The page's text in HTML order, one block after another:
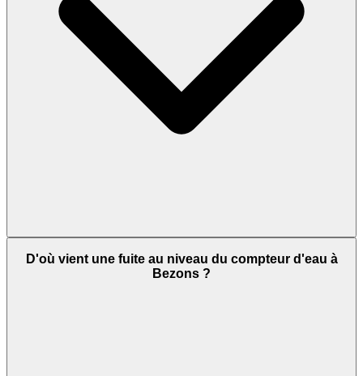
D'où vient une fuite au niveau du compteur d'eau à
Bezons ?